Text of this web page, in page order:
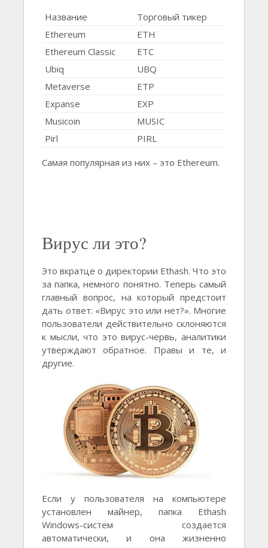
Название
Торговый тикер
Ethereum
ETH
Ethereum Classic
ETC
Ubiq
UBQ
Metaverse
ETP
Expanse
EXP
Musicoin
MUSIC
Pirl
PIRL
Самая популярная из них – это Ethereum.
Вирус ли это?
Это вкратце о директории Ethash. Что это
за папка, немного понятно. Теперь самый
главный вопрос, на который предстоит
дать ответ: «Вирус это или нет?». Многие
пользователи действительно склоняются
к мысли, что это вирус-червь, аналитики
утверждают обратное. Правы и те, и
другие.
Если у пользователя на компьютере
установлен майнер, папка Ethash
Windows-систем создается
автоматически, и она жизненно